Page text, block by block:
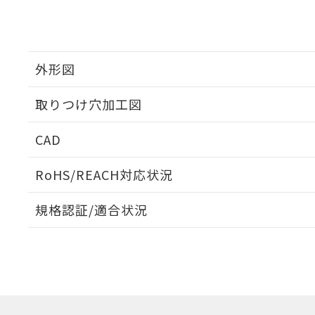
外形図
取りつけ穴加工図
CAD
RoHS/REACH対応状況
EU RoHS 注意事項・凡例
規格認証/適合状況